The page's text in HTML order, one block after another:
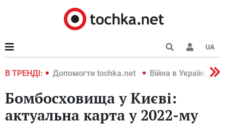
UA
В ТРЕНДІ:
2022 Допомогти tochka.net Війна в Україні 2022
Бомбосховища у Києві:
актуальна карта у 2022-му